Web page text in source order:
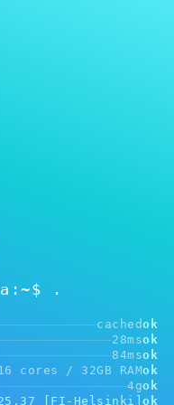
cachedok
28msok
84msok
cores / 32GB RAMok
4gok
[FI-Helsinki]ok